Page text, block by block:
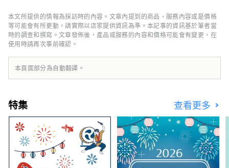
文化、傳統表演藝術等，並結識當地居民，留下
美好的回憶。 除了導覽遊，我們還提供各種特
別體驗，從利用獨特場地舉辦的活動，到讓您充
分體驗四季京都文化的方案。
本文所提供的情報為採訪時的內容。文章內提到的商品、服務內容或是價格
等可能會有所更動，請實際以店家提供資訊為準。本記事的資訊基於筆者當
時的調查和撰寫。文章發佈後，產品或服務的內容和價格可能會有變更，在
使用時請再次事前確認。
本頁面部分為自動翻譯。
特集 查看更多